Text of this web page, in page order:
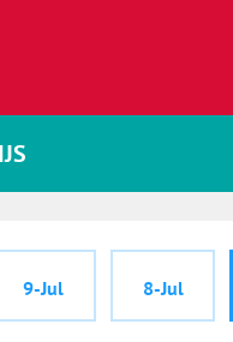
9-Jul 8-Jul